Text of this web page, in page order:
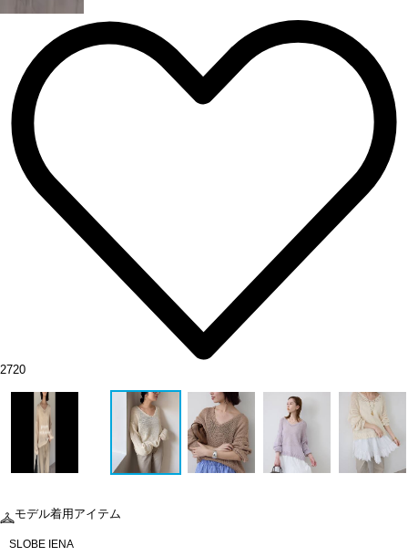
2720
モデル着用アイテム
SLOBE IENA